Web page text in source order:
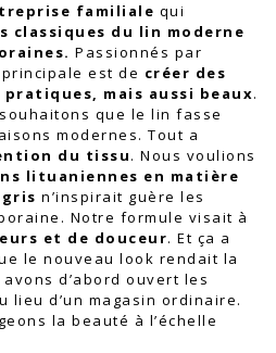
familiale qui
classiques du lin moderne
Passionnés par
est de créer des
mais aussi beaux.
que le lin fasse
modernes. Tout a
du tissu. Nous voulions
lituaniennes en matière
n’inspirait guère les
Notre formule visait à
et de douceur. Et ça a
le nouveau look rendait la
d’abord ouvert les
lieu d’un magasin ordinaire.
la beauté à l’échelle